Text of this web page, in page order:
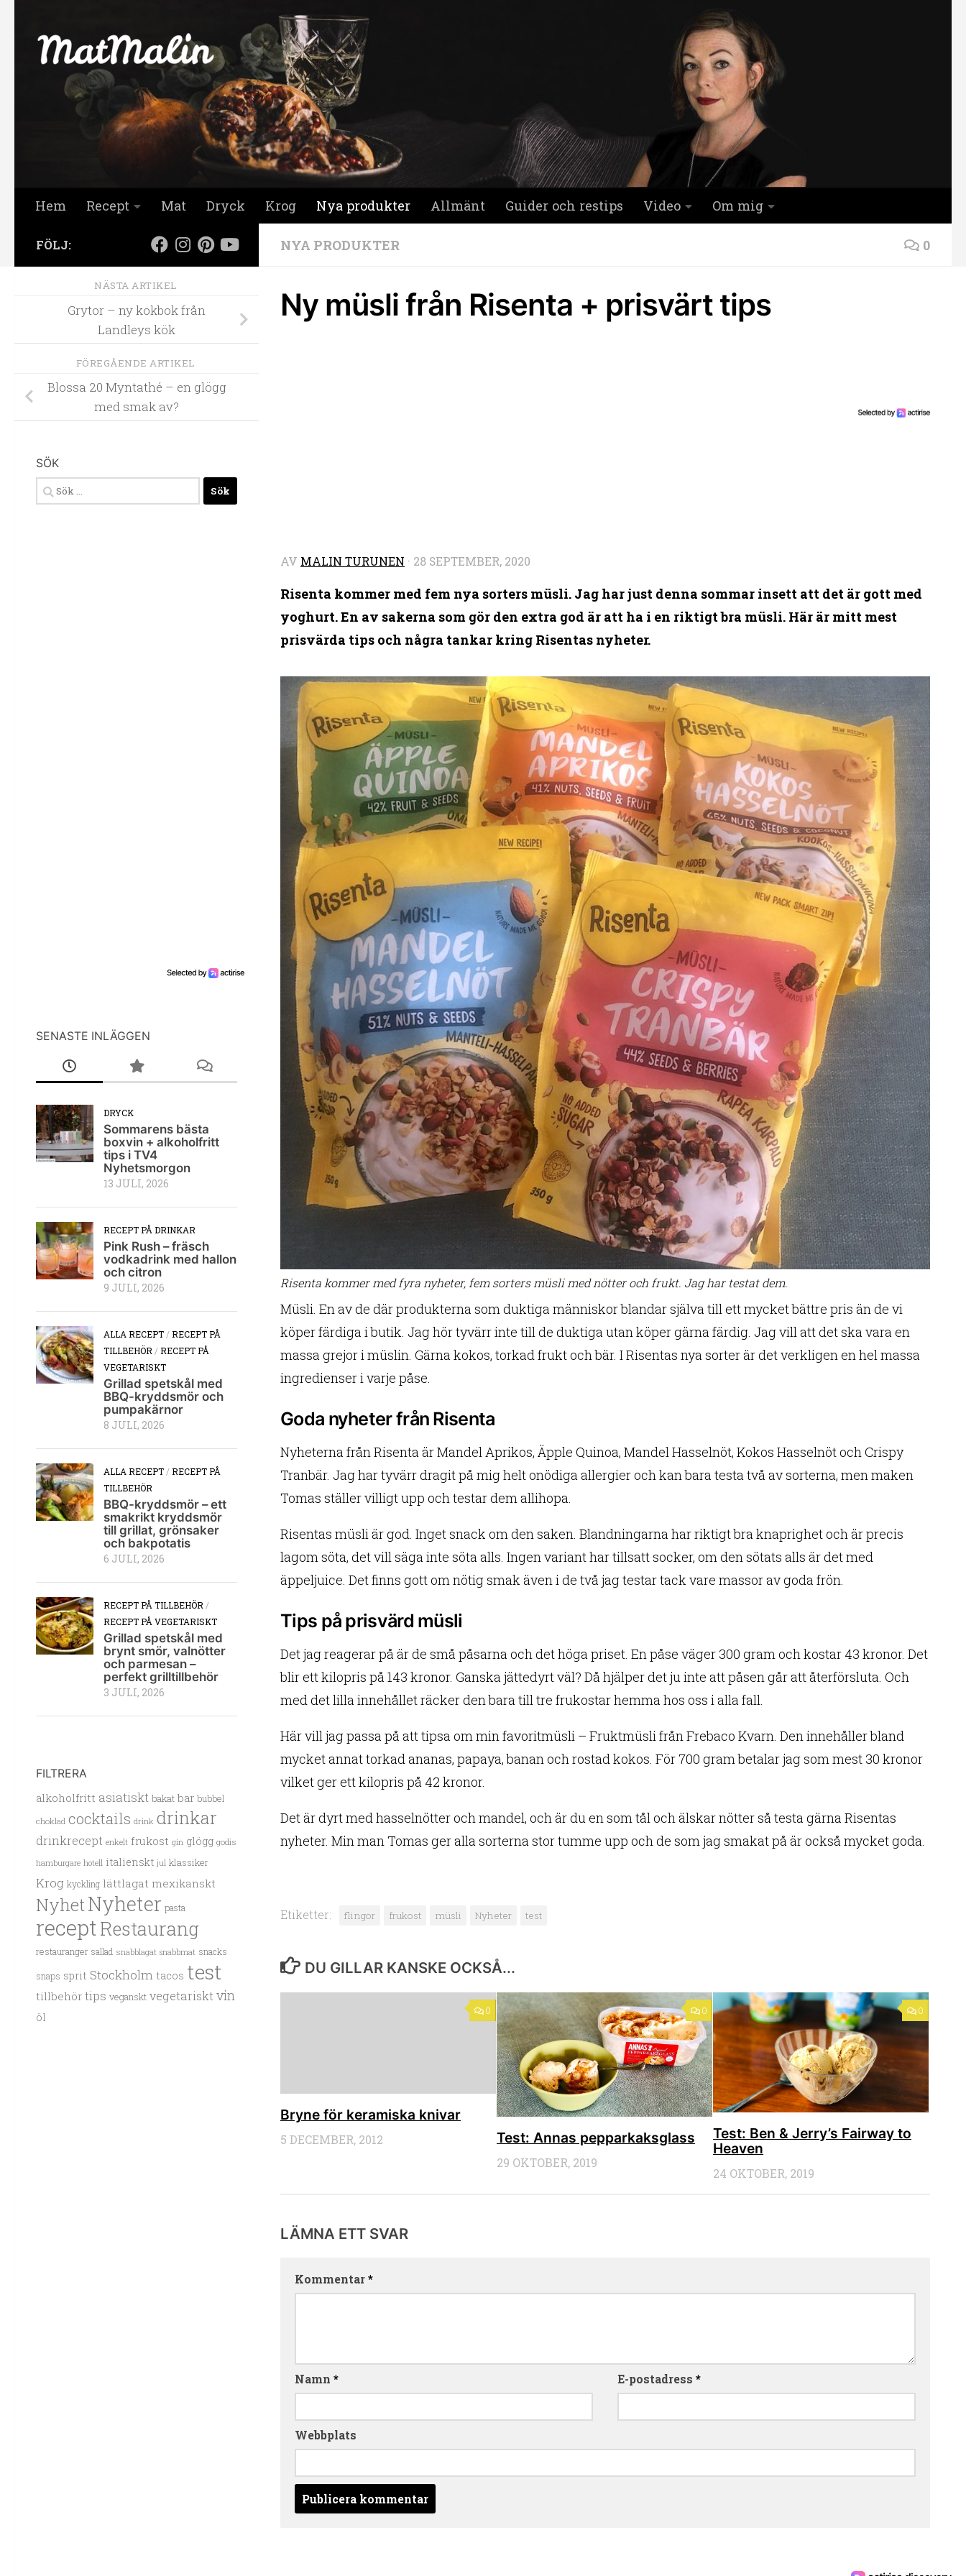
Hem Recept Mat Dryck Krog Nya produkter Allmänt Guider och restips Video Om mig
NYA PRODUKTER 0
Ny müsli från Risenta + prisvärt tips
AV MALIN TURUNEN · 28 SEPTEMBER, 2020
Risenta kommer med fem nya sorters müsli. Jag har just denna sommar insett att det är gott med
yoghurt. En av sakerna som gör den extra god är att ha i en riktigt bra müsli. Här är mitt mest
prisvärda tips och några tankar kring Risentas nyheter.
Risenta kommer med fyra nyheter, fem sorters müsli med nötter och frukt. Jag har testat dem.
Müsli. En av de där produkterna som duktiga människor blandar själva till ett mycket bättre pris än de vi
köper färdiga i butik. Jag hör tyvärr inte till de duktiga utan köper gärna färdig. Jag vill att det ska vara en
massa grejor i müslin. Gärna kokos, torkad frukt och bär. I Risentas nya sorter är det verkligen en hel massa
ingredienser i varje påse.
Goda nyheter från Risenta
Nyheterna från Risenta är Mandel Aprikos, Äpple Quinoa, Mandel Hasselnöt, Kokos Hasselnöt och Crispy
Tranbär. Jag har tyvärr dragit på mig helt onödiga allergier och kan bara testa två av sorterna, men maken
Tomas ställer villigt upp och testar dem allihopa.
Risentas müsli är god. Inget snack om den saken. Blandningarna har riktigt bra knaprighet och är precis
lagom söta, det vill säga inte söta alls. Ingen variant har tillsatt socker, om den sötats alls är det med
äppeljuice. Det finns gott om nötig smak även i de två jag testar tack vare massor av goda frön.
Tips på prisvärd müsli
Det jag reagerar på är de små påsarna och det höga priset. En påse väger 300 gram och kostar 43 kronor. Det
blir ett kilopris på 143 kronor. Ganska jättedyrt väl? Då hjälper det ju inte att påsen går att återförsluta. Och
med det lilla innehållet räcker den bara till tre frukostar hemma hos oss i alla fall.
Här vill jag passa på att tipsa om min favoritmüsli – Fruktmüsli från Frebaco Kvarn. Den innehåller bland
mycket annat torkad ananas, papaya, banan och rostad kokos. För 700 gram betalar jag som mest 30 kronor
vilket ger ett kilopris på 42 kronor.
Det är dyrt med hasselnötter och mandel, och är du en som tål och älskar nötter så testa gärna Risentas
nyheter. Min man Tomas ger alla sorterna stor tumme upp och de som jag smakat på är också mycket goda.
Etiketter: flingor frukost müsli Nyheter test
DU GILLAR KANSKE OCKSÅ...
0
Bryne för keramiska knivar
5 DECEMBER, 2012
0
Test: Annas pepparkaksglass
29 OKTOBER, 2019
0
Test: Ben & Jerry’s Fairway to
Heaven
24 OKTOBER, 2019
LÄMNA ETT SVAR
Kommentar*
Namn * E-postadress*
Webbplats
FÖLJ:
NÄSTA ARTIKEL
Grytor – ny kokbok från
Landleys kök
FÖREGÅENDE ARTIKEL
Blossa 20 Myntathé – en glögg
med smak av?
SÖK
Sök
efter:
SENASTE INLÄGGEN
DRYCK
Sommarens bästa
boxvin + alkoholfritt
tips i TV4
Nyhetsmorgon
13 JULI, 2026
RECEPT PÅ DRINKAR
Pink Rush – fräsch
vodkadrink med hallon
och citron
9 JULI, 2026
ALLA RECEPT/RECEPT PÅ
TILLBEHÖR/RECEPT PÅ
VEGETARISKT
Grillad spetskål med
BBQ-kryddsmör och
pumpakärnor
8 JULI, 2026
ALLA RECEPT/RECEPT PÅ
TILLBEHÖR
BBQ-kryddsmör – ett
smakrikt kryddsmör
till grillat, grönsaker
och bakpotatis
6 JULI, 2026
RECEPT PÅ TILLBEHÖR/
RECEPT PÅ VEGETARISKT
Grillad spetskål med
brynt smör, valnötter
och parmesan –
perfekt grilltillbehör
3 JULI, 2026
FILTRERA
alkoholfritt asiatiskt bakat bar bubbel
choklad cocktails drink drinkar
drinkrecept enkelt frukost gin glögg godis
hamburgare hotell italienskt jul klassiker
Krog kyckling lättlagat mexikanskt
NyhetNyheter pasta
receptRestaurang
restauranger sallad snabblagat snabbmat snacks
snaps sprit Stockholm tacos test
tillbehör tips veganskt vegetarisktvin
öl